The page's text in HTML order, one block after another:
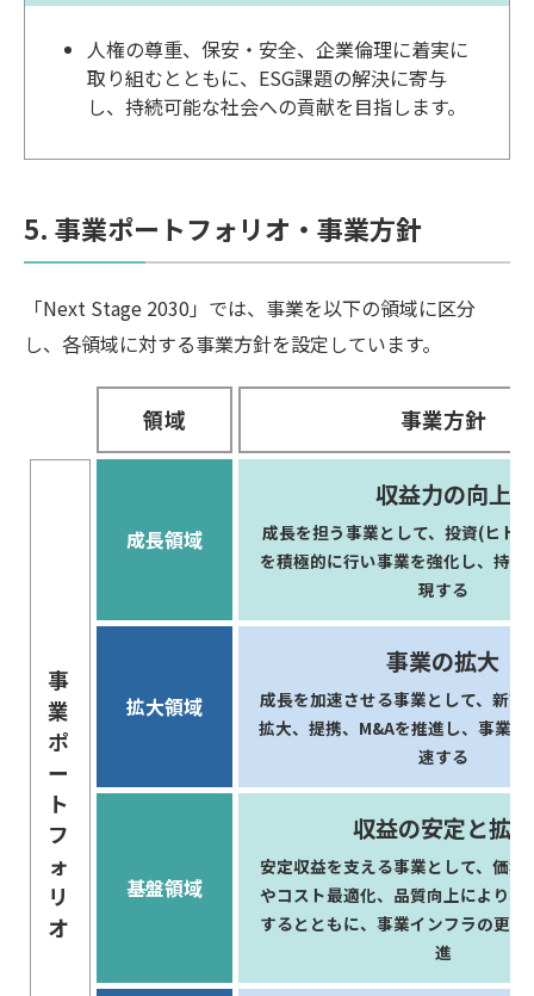
人権の尊重、保安・安全、企業倫理に着実に
取り組むとともに、ESG課題の解決に寄与
し、持続可能な社会への貢献を目指します。
5. 事業ポートフォリオ・事業方針
「Next Stage 2030」では、事業を以下の領域に区分
し、各領域に対する事業方針を設定しています。
領域 事業方針
事
業
ポ
ー
ト
フ
ォ
リ
オ
成長領域
収益力の向上
成長を担う事業として、投資(ヒト
を積極的に行い事業を強化し、持続
現する
拡大領域
事業の拡大
成長を加速させる事業として、新市
拡大、提携、M&Aを推進し、事業ス
速する
基盤領域
収益の安定と拡大
安定収益を支える事業として、価格
やコスト最適化、品質向上により、
するとともに、事業インフラの更新
進